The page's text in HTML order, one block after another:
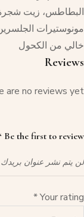
البطاطس، زيت شجرة
مونوستيرات
خالي من الكحول
Reviews
are no reviews yet.
Be the first to review “كريم نهاري للشباب”
لن يتم نشر عنوان بريدك
Your rating
*